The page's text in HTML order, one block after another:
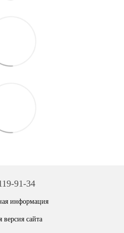
91-34
информация
версия сайта